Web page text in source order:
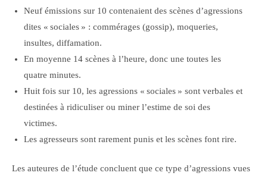
Neuf émissions sur 10 contenaient des scènes d’agressions
dites « sociales » : commérages (gossip), moqueries,
insultes, diffamation.
En moyenne 14 scènes à l’heure, donc une toutes les
quatre minutes.
Huit fois sur 10, les agressions « sociales » sont verbales et
destinées à ridiculiser ou miner l’estime de soi des
victimes.
Les agresseurs sont rarement punis et les scènes font rire.
Les auteures de l’étude concluent que ce type d’agressions vues